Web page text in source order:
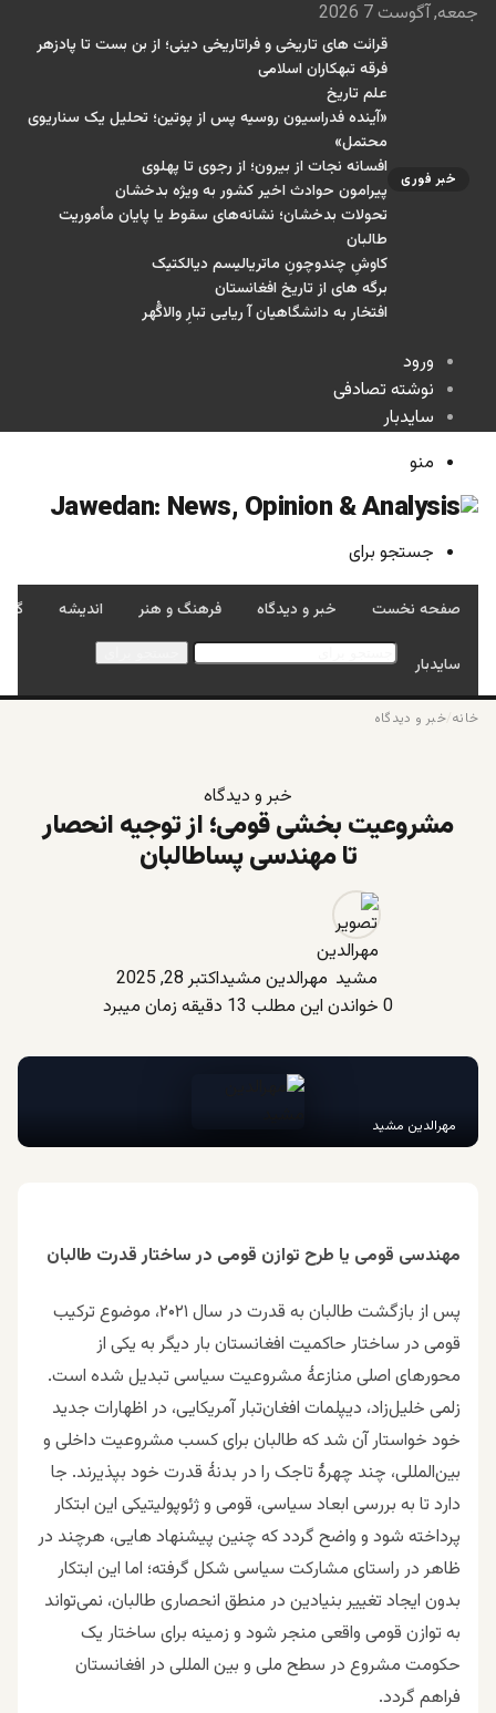
جمعه, آگوست 7 2026
خبر فوری
قرائت های تاریخی و فراتاریخی دینی؛ از بن بست تا پادزهر
فرقه تبهکاران اسلامی
علم تاریخ
«آینده فدراسیون روسیه پس از پوتین؛ تحلیل یک سناریوی
محتمل»
افسانه نجات از بیرون؛ از رجوی تا پهلوی
پیرامون حوادث اخیر کشور به ویژه بدخشان
تحولات بدخشان؛ نشانه‌های سقوط یا پایان مأموریت
طالبان
کاوشِ چندو‌چونِ ماتریالیسم دیالکتیک
برگه های از تاریخ افغانستان
افتخار به دانشگاهیان آ ریایی تبارِ والاگُهر
ورود
نوشته تصادفی
سایدبار
منو
جستجو برای
صفحه نخست خبر و دیدگاه فرهنگ و هنر اندیشه
سایدبار
خانه /خبر و دیدگاه
خبر و دیدگاه
مشروعیت‌ بخشی قومی؛ از توجیه انحصار
تا مهندسی پساطالبان
مهرالدین مشیداکتبر 28, 2025
0 خواندن این مطلب 13 دقیقه زمان میبرد
مهرالدین مشید
مهندسی قومی یا طرح توازن قومی در ساختار قدرت طالبان
پس از بازگشت طالبان به قدرت در سال ۲۰۲۱، موضوع ترکیب
قومی در ساختار حاکمیت افغانستان بار دیگر به یکی از
محورهای اصلی منازعهٔ مشروعیت سیاسی تبدیل شده است.
زلمی خلیل‌زاد، دیپلمات افغان‌تبار آمریکایی، در اظهارات جدید
خود خواستار آن شد که طالبان برای کسب مشروعیت داخلی و
بین‌المللی، چند چهرهٔ تاجک را در بدنهٔ قدرت خود بپذیرند. جا
دارد تا به بررسی ابعاد سیاسی، قومی و ژئوپولیتیکی این ابتکار
پرداخته شود و واضح گردد که چنین پیشنهاد هایی، هرچند در
ظاهر در راستای مشارکت سیاسی شکل گرفته؛ اما این ابتکار
بدون ایجاد تغییر بنیادین در منطق انحصاری طالبان، نمی‌تواند
به توازن قومی واقعی منجر شود و زمینه برای ساختار یک
حکومت مشروع در سطح ملی و بین المللی در افغانستان
فراهم گردد.